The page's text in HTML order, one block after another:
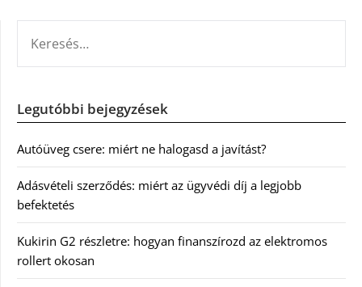
Legutóbbi bejegyzések
Autóüveg csere: miért ne halogasd a javítást?
Adásvételi szerződés: miért az ügyvédi díj a legjobb
befektetés
Kukirin G2 részletre: hogyan finanszírozd az elektromos
rollert okosan